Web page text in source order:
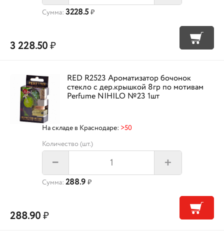
Сумма: 3228.5 ₽
3 228.50₽
RED R2523 Ароматизатор бочонок
стекло с дер.крышкой 8гр по мотивам
Perfume NIHILO №23 1шт
На складе в Краснодаре: >50
Количество (шт.)
– +
Сумма: 288.9 ₽
288.90₽